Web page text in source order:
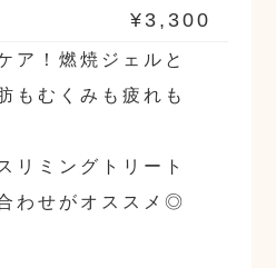
¥3,300
ア！燃焼ジェルと
もむくみも疲れも
リミングトリート
わせがオススメ◎